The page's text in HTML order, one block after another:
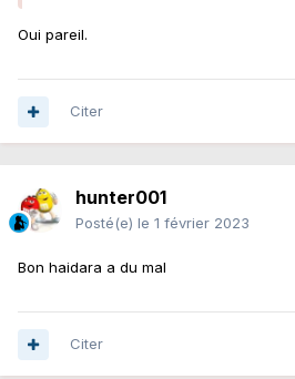
Oui pareil.
Citer
hunter001
Posté(e) le 1 février 2023
Bon haidara a du mal
Citer